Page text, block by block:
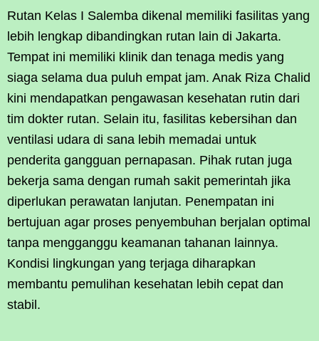
Rutan Kelas I Salemba dikenal memiliki fasilitas yang
lebih lengkap dibandingkan rutan lain di Jakarta.
Tempat ini memiliki klinik dan tenaga medis yang
siaga selama dua puluh empat jam. Anak Riza Chalid
kini mendapatkan pengawasan kesehatan rutin dari
tim dokter rutan. Selain itu, fasilitas kebersihan dan
ventilasi udara di sana lebih memadai untuk
penderita gangguan pernapasan. Pihak rutan juga
bekerja sama dengan rumah sakit pemerintah jika
diperlukan perawatan lanjutan. Penempatan ini
bertujuan agar proses penyembuhan berjalan optimal
tanpa mengganggu keamanan tahanan lainnya.
Kondisi lingkungan yang terjaga diharapkan
membantu pemulihan kesehatan lebih cepat dan
stabil.